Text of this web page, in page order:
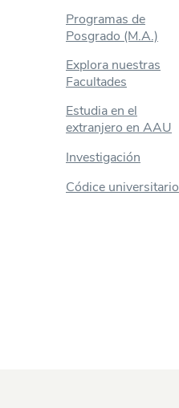
Programas de
Posgrado (M.A.)
Explora nuestras
Facultades
Estudia en el
extranjero en AAU
Investigación
Códice universitario